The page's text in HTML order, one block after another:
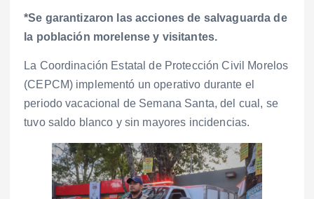
*Se garantizaron las acciones de salvaguarda de
la población morelense y visitantes.
La Coordinación Estatal de Protección Civil Morelos
(CEPCM) implementó un operativo durante el
periodo vacacional de Semana Santa, del cual, se
tuvo saldo blanco y sin mayores incidencias.